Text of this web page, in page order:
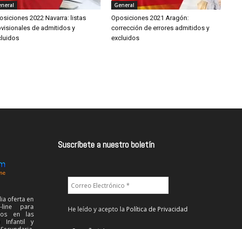
2022 Navarra: listas
de admitidos y
General
Oposiciones 2021 Aragón:
corrección de errores admitidos y
excluidos
oferta en
para
en las
Infantil y
Suscríbete a nuestro boletín
He leído y acepto la Política de Privacidad